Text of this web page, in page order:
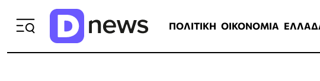
ΠΟΛΙΤΙΚΗ ΟΙΚΟΝΟΜΙΑ